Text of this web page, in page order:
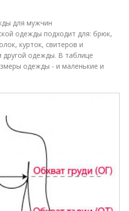
для мужчин
одежды подходит для: брюк,
курток, свитеров и
одежды. В таблице
одежды - и маленькие и